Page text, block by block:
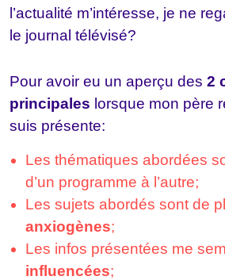
l’actualité m’intéresse, je ne
le journal télévisé?
Pour avoir eu un aperçu des 2
principales lorsque mon père
suis présente:
Les thématiques abordées
d’un programme à l’autre;
Les sujets abordés sont de
anxiogènes;
Les infos présentées me
influencées;